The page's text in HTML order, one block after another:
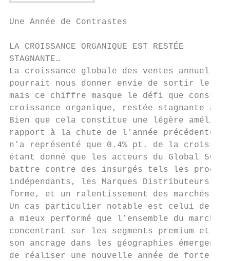
Une Année de Contrastes
LA CROISSANCE ORGANIQUE EST RESTÉE
STAGNANTE…
La croissance globale des ventes
pourrait nous donner envie de sortir le
mais ce chiffre masque le défi que
croissance organique, restée stagnante
Bien que cela constitue une légère
rapport à la chute de l’année précédente,
n’a représenté que 0.4% pt. de la
étant donné que les acteurs du Global 50
battre contre des insurgés tels les
indépendants, les Marques Distributeurs
forme, et un ralentissement des marchés
Un cas particulier notable est celui de
a mieux performé que l’ensemble du
concentrant sur les segments premium et
son ancrage dans les géographies
de réaliser une nouvelle année de forte